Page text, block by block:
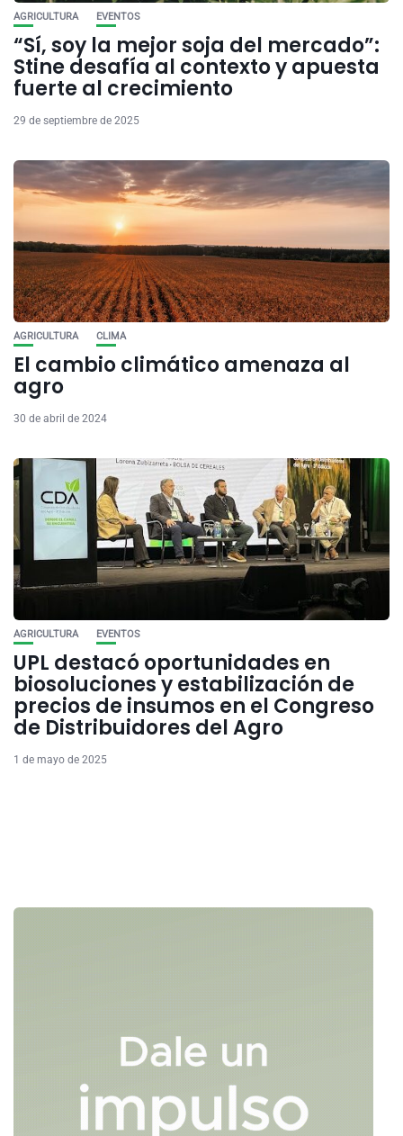
AGRICULTURA EVENTOS
“Sí, soy la mejor soja del mercado”:
Stine desafía al contexto y apuesta
fuerte al crecimiento
29 de septiembre de 2025
AGRICULTURA CLIMA
El cambio climático amenaza al
agro
30 de abril de 2024
AGRICULTURA EVENTOS
UPL destacó oportunidades en
biosoluciones y estabilización de
precios de insumos en el Congreso
de Distribuidores del Agro
1 de mayo de 2025